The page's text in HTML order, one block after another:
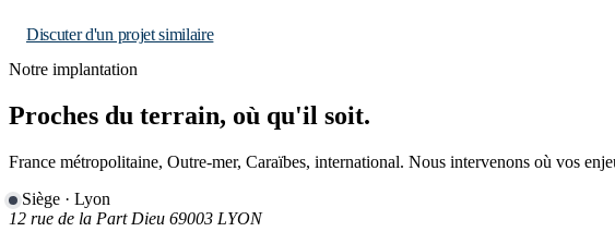
Discuter d'un projet similaire
Notre implantation
Proches du terrain, où qu'il soit.
France métropolitaine, Outre-mer, Caraïbes, international. Nous intervenons où vos
Siège · Lyon
12 rue de la Part Dieu 69003 LYON